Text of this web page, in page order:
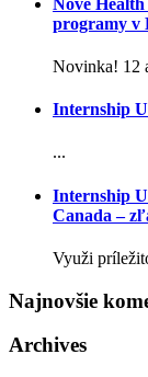
programy v
Novinka! 12
Internship
...
Internship
Canada –
Využi
Najnovšie
Archives